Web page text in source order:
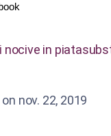
nocive in piata
nov. 22, 2019